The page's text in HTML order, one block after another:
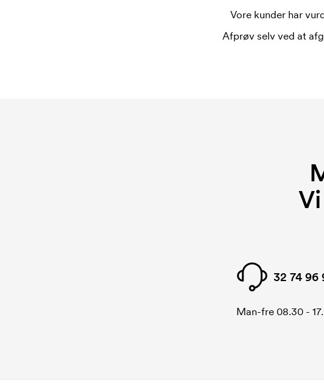
Vore kunder har
Afprøv selv ved at
32 74 96
Man-fre 08.30 -